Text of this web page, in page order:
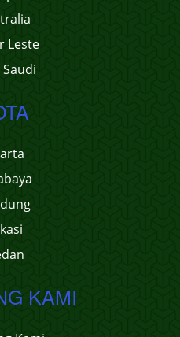
Leste
KAMI